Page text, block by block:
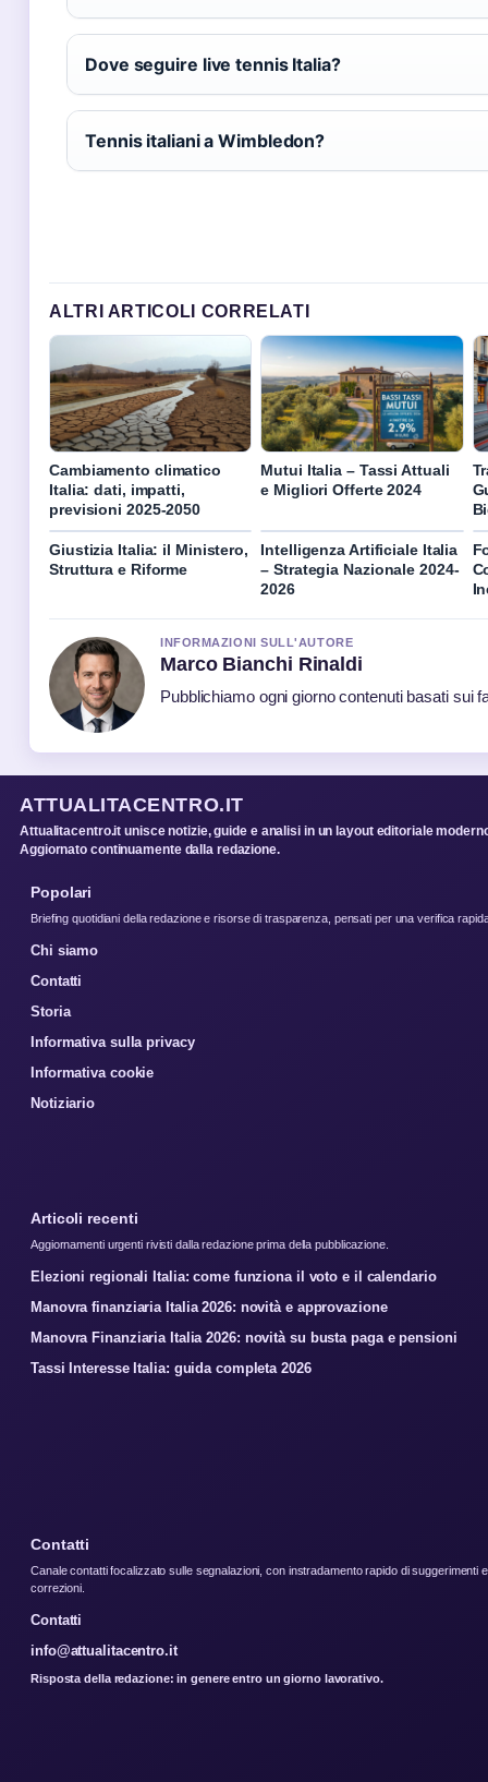
Dove seguire live tennis Italia?
Tennis italiani a Wimbledon?
ALTRI ARTICOLI CORRELATI
Cambiamento climatico
Italia: dati, impatti,
previsioni 2025-2050
Mutui Italia – Tassi Attuali
e Migliori Offerte 2024
Giustizia Italia: il Ministero,
Struttura e Riforme
Intelligenza Artificiale Italia
– Strategia Nazionale 2024-
2026
INFORMAZIONI SULL'AUTORE
Marco Bianchi Rinaldi
Pubblichiamo ogni giorno contenuti basati sui
ATTUALITACENTRO.IT
Attualitacentro.it unisce notizie, guide e analisi in un layout editoriale
Aggiornato continuamente dalla redazione.
Popolari
Briefing quotidiani della redazione e risorse di trasparenza, pensati per una verifica
Chi siamo
Contatti
Storia
Informativa sulla privacy
Informativa cookie
Notiziario
Articoli recenti
Aggiornamenti urgenti rivisti dalla redazione prima della pubblicazione.
Elezioni regionali Italia: come funziona il voto e il calendario
Manovra finanziaria Italia 2026: novità e approvazione
Manovra Finanziaria Italia 2026: novità su busta paga e pensioni
Tassi Interesse Italia: guida completa 2026
Contatti
Canale contatti focalizzato sulle segnalazioni, con instradamento rapido di suggerimenti e
correzioni.
Contatti
info@attualitacentro.it
Risposta della redazione: in genere entro un giorno lavorativo.